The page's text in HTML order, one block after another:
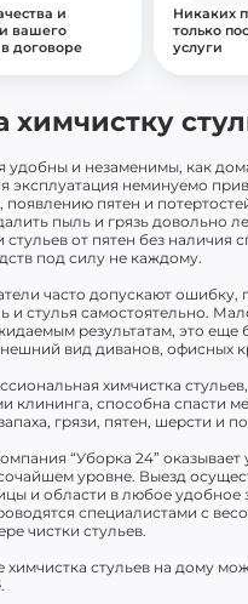
и
вашего
договоре
Никаких
только
услуги
химчистку
удобны и незаменимы, как
эксплуатация неминуемо
появлению пятен и
пыль и грязь довольно
стульев от пятен без наличия
под силу не каждому.
часто допускают ошибку,
и стулья самостоятельно.
результатам, это еще
вид диванов, офисных
химчистка
клининга, способна спасти
грязи, пятен, шерсти и
“Уборка 24” оказывает
уровне. Выезд
и области в любое удобное
специалистами с
чистки стульев.
химчистка стульев на дому